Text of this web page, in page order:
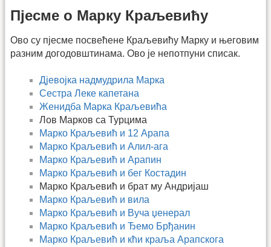
Пјесме о Марку Краљевићу
Ово су пјесме посвећене Краљевићу Марку и његовим
разним догодовштинама. Ово је непотпуни списак.
Дјевојка надмудрила Марка
Сестра Леке капетана
Женидба Марка Краљевића
Лов Марков са Турцима
Марко Краљевић и 12 Арапа
Марко Краљевић и Алил-ага
Марко Краљевић и Арапин
Марко Краљевић и бег Костадин
Марко Краљевић и брат му Андријаш
Марко Краљевић и вила
Марко Краљевић и Вуча џенерал
Марко Краљевић и Ђемо Брђанин
Марко Краљевић и кћи краља Арапскога